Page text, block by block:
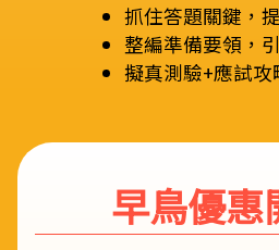
抓住答題關鍵，
整編準備要領，
擬真測驗+應試
早鳥優惠